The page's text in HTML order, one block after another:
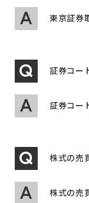
東京証券
証券コー
証券コー
株式の売
株式の売